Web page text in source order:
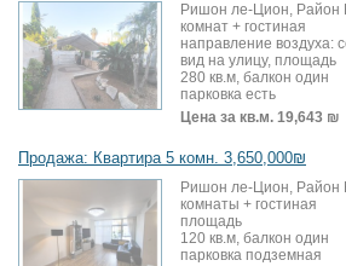
Ришон ле-Цион, Район
комнат + гостиная
направление воздуха:
вид на улицу, площадь
280 кв.м, балкон один
парковка есть
Цена за кв.м. 19,643 ₪
Продажа: Квартира 5 комн. 3,650,000₪
Ришон ле-Цион, Район
комнаты + гостиная
площадь
120 кв.м, балкон один
парковка подземная